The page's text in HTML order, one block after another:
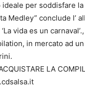
ideale per soddisfare
Medley” conclude l’
vida es un
in mercato ad
LA